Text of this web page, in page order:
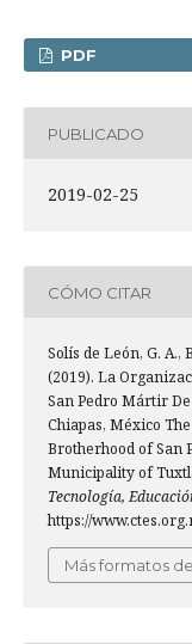
PDF
PUBLICADO
2019-02-25
CÓMO CITAR
Solís de León, G. A.,
(2019). La
San Pedro Mártir
Chiapas, México
Brotherhood of San
Municipality of
Tecnología,
https://
Más formatos